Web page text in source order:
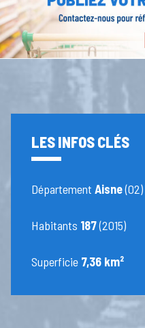
LES INFOS CLÉS
DépartementAisne(02)
Habitants 187(2015)
Superficie 7,36 km²